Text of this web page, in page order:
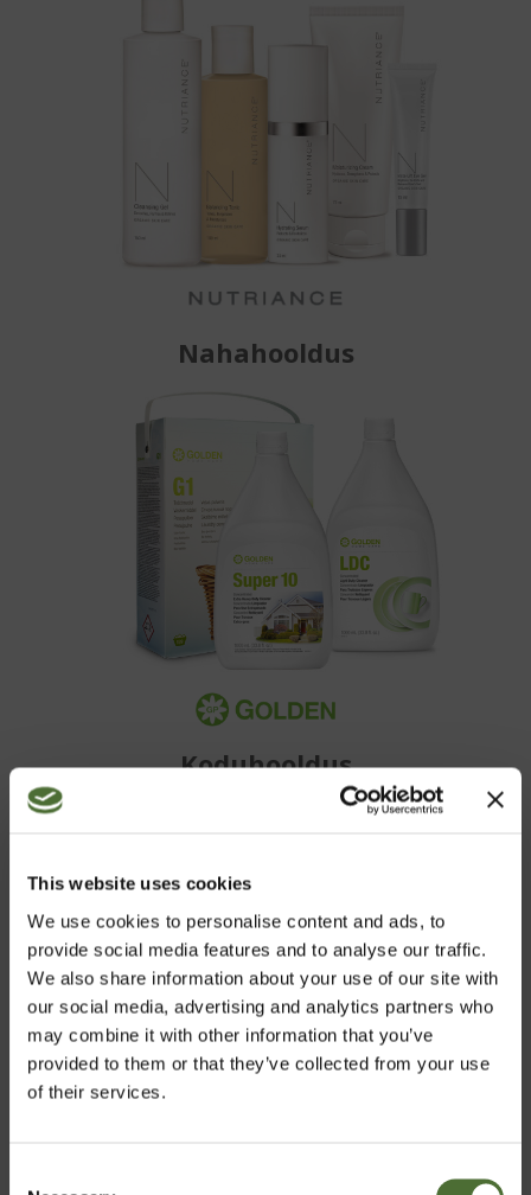
This website uses cookies
We use cookies to personalise content and ads, to
provide social media features and to analyse our traffic.
We also share information about your use of our site with
our social media, advertising and analytics partners who
may combine it with other information that you’ve
provided to them or that they’ve collected from your use
of their services.
Nahahooldus
Koduhooldus
HAKKA KLIENDIKS
Osta mugavalt NeoLife kõrgekvaliteedilisi tooteid meie
veebipoest
NEOLIFE SHOP